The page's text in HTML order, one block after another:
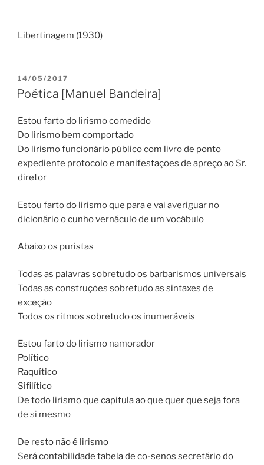
Libertinagem (1930)
PUBLICADO
EM
14/05/2017
Poética [Manuel Bandeira]
Estou farto do lirismo comedido
Do lirismo bem comportado
Do lirismo funcionário público com livro de ponto
expediente protocolo e manifestações de apreço ao Sr.
diretor
Estou farto do lirismo que para e vai averiguar no
dicionário o cunho vernáculo de um vocábulo
Abaixo os puristas
Todas as palavras sobretudo os barbarismos universais
Todas as construções sobretudo as sintaxes de
exceção
Todos os ritmos sobretudo os inumeráveis
Estou farto do lirismo namorador
Político
Raquítico
Sifilítico
De todo lirismo que capitula ao que quer que seja fora
de si mesmo
De resto não é lirismo
Será contabilidade tabela de co-senos secretário do